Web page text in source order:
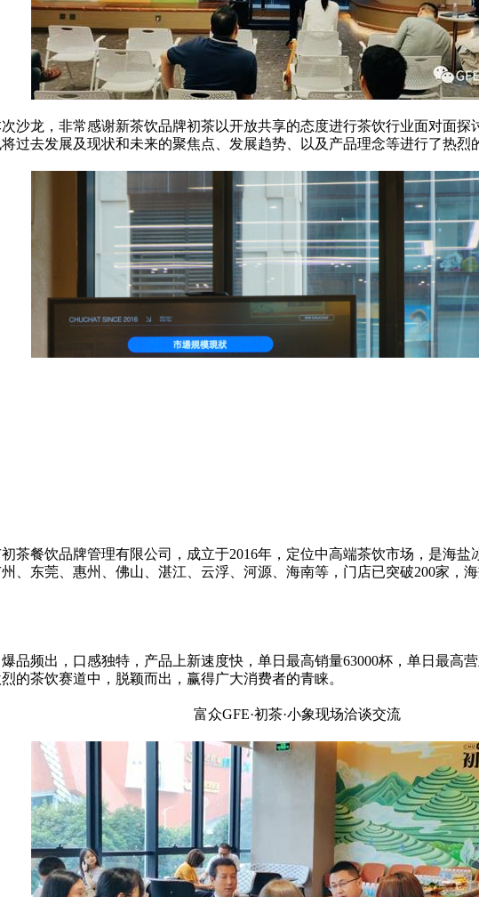
沙龙，非常感谢新茶饮品牌初茶以开放共享的态度进行茶饮行业面对面探
过去发展及现状和未来的聚焦点、发展趋势、以及产品理念等进行了热烈
茶餐饮品牌管理有限公司，成立于2016年，定位中高端茶饮市场，是海盐
、东莞、惠州、佛山、湛江、云浮、河源、海南等，门店已突破200家，
品频出，口感独特，产品上新速度快，单日最高销量63000杯，单日最高
的茶饮赛道中，脱颖而出，赢得广大消费者的青睐。
富众GFE·初茶·小象现场洽谈交流